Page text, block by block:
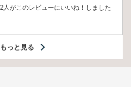
2人がこのレビューにいいね！しました
もっと見る